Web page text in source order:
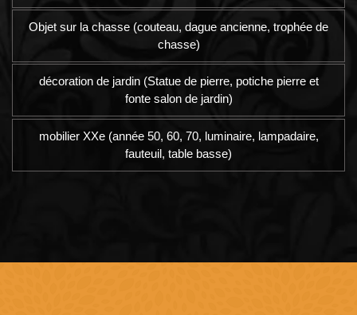
Objet sur la chasse (couteau, dague ancienne, trophée de
chasse)
décoration de jardin (Statue de pierre, potiche pierre et
fonte salon de jardin)
mobilier XXe (année 50, 60, 70, luminaire, lampadaire,
fauteuil, table basse)